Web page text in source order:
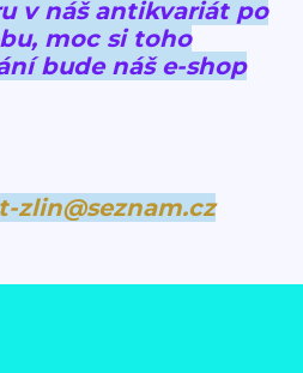
v náš antikvariát po
moc si toho
bude náš e-shop
zlin@seznam.cz